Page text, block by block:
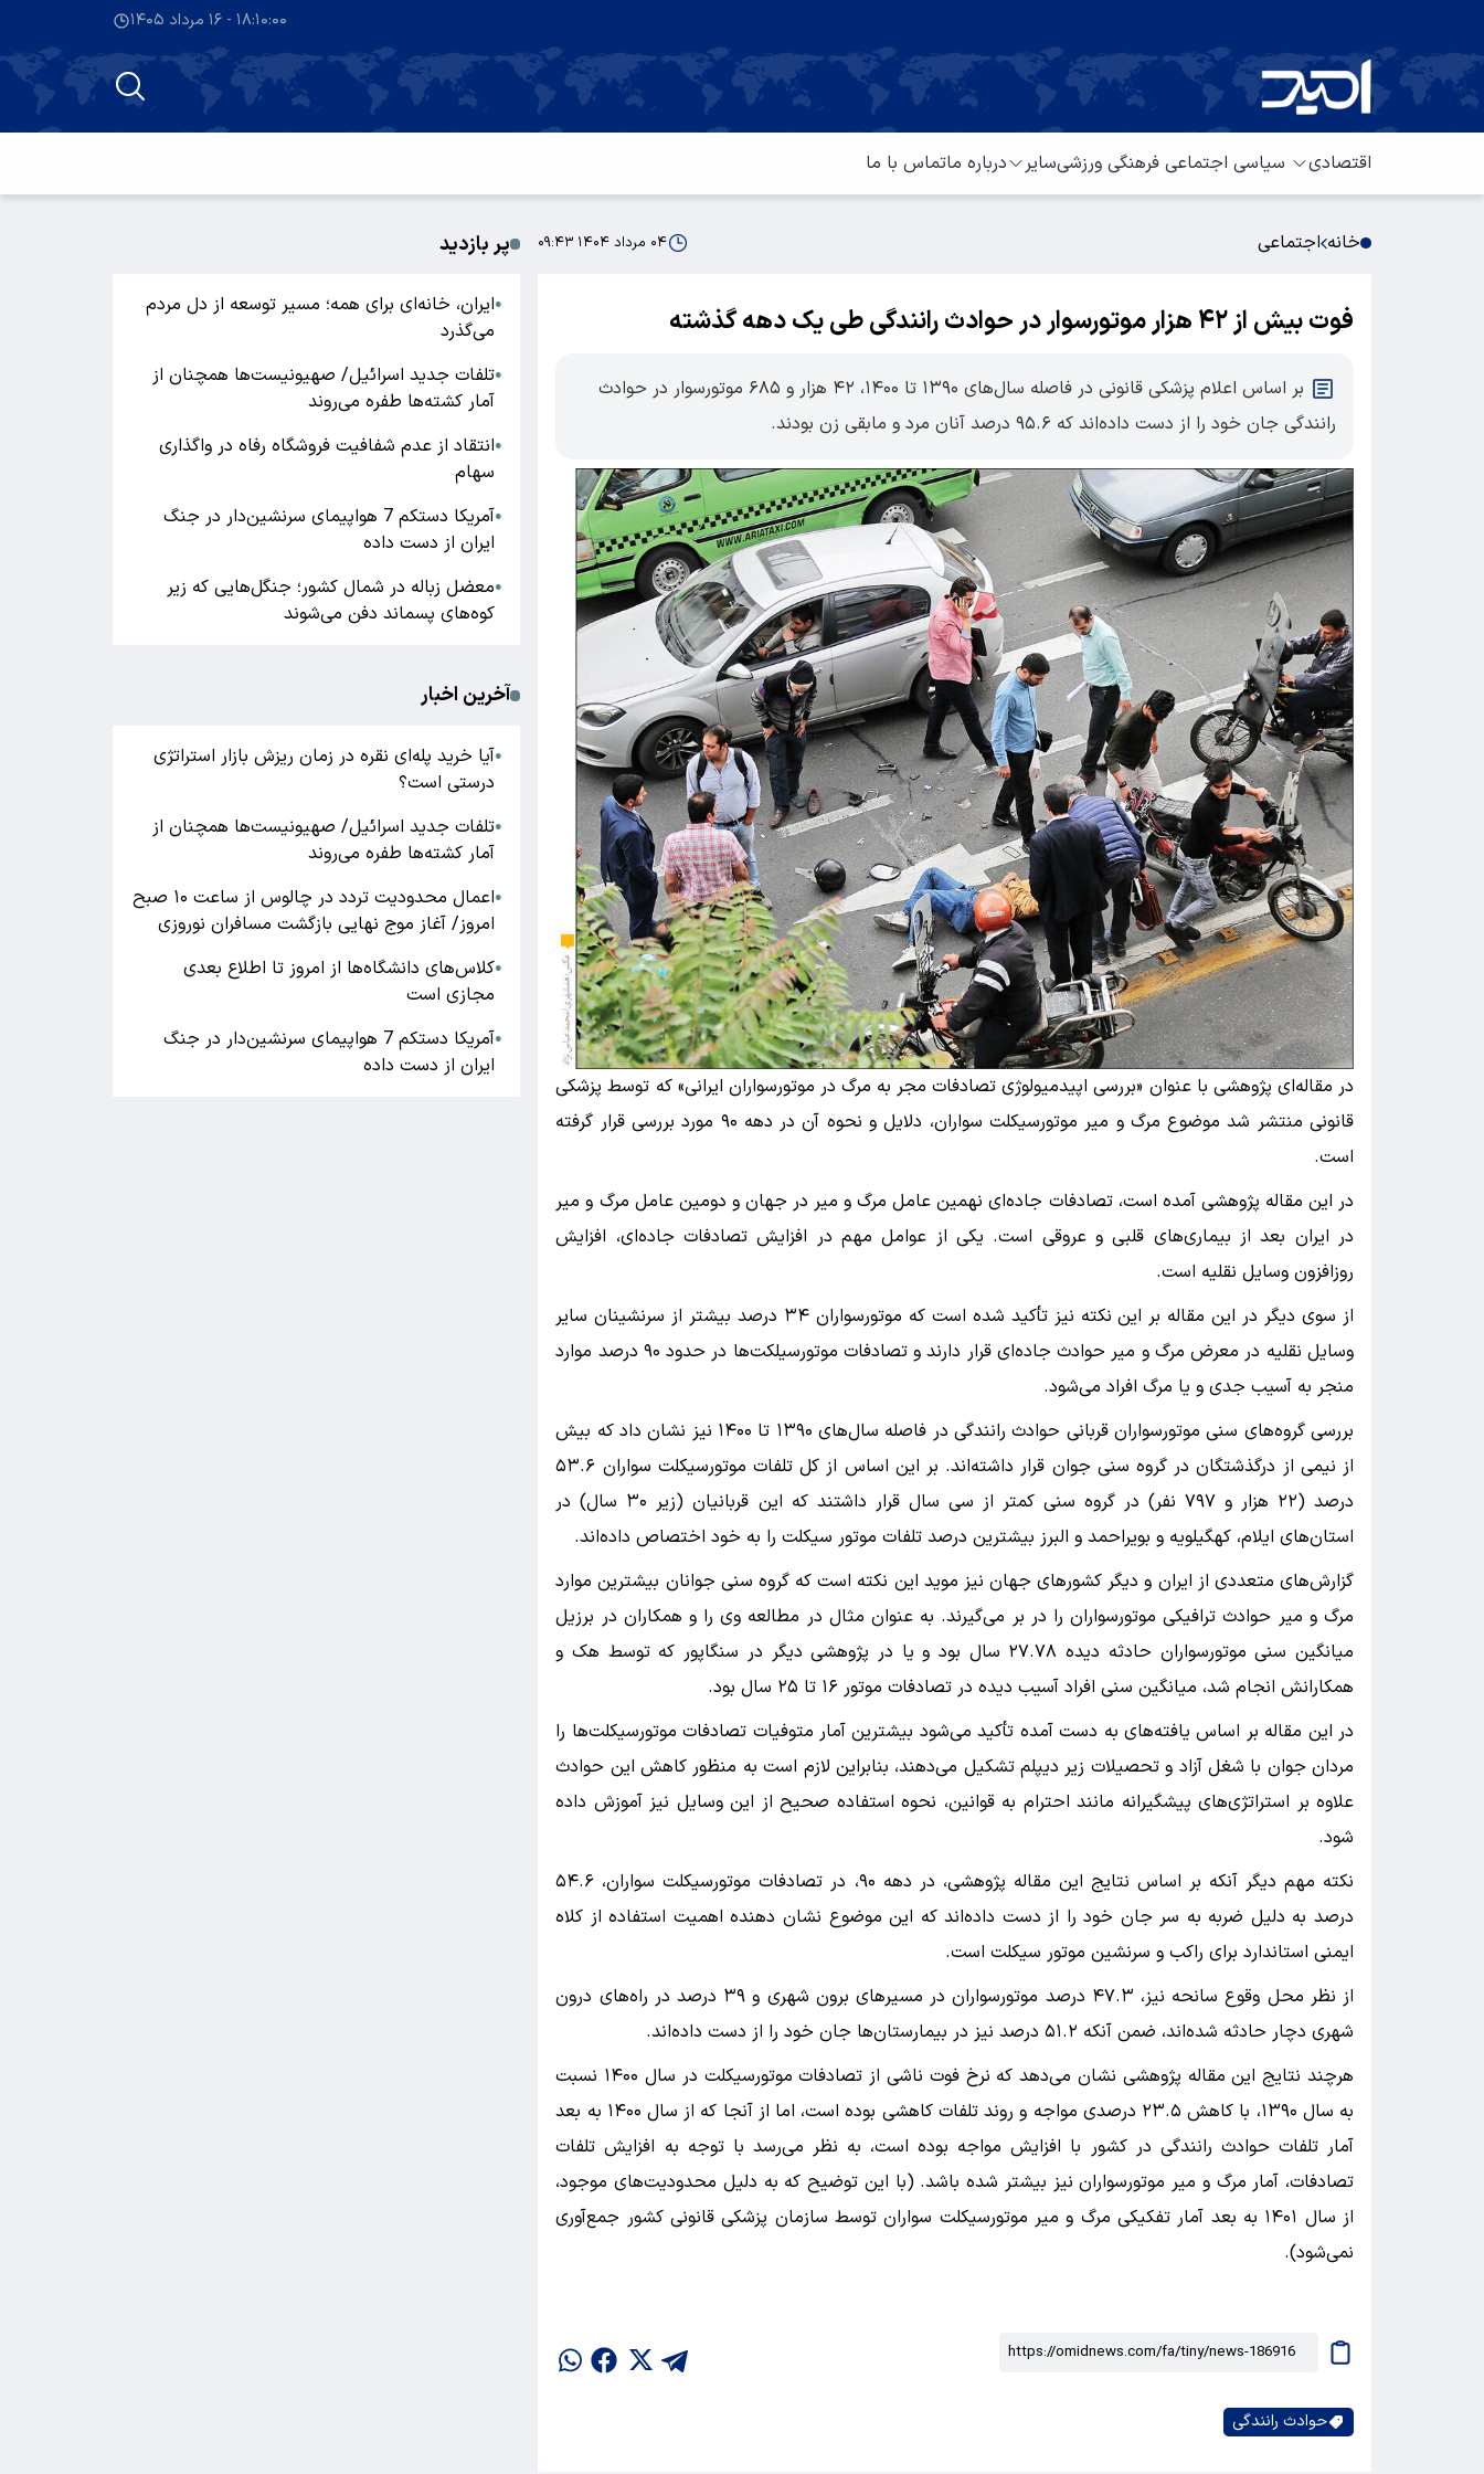
۱۸:۱۰:۰۱ - ۱۶ مرداد ۱۴۰۵
اقتصادی سیاسی اجتماعی فرهنگی ورزشیسایر درباره ماتماس با ما
خانه اجتماعی ۰۴ مرداد ۱۴۰۴ ۰۹:۴۳
فوت بیش از ۴۲ هزار موتورسوار در حوادث رانندگی طی یک دهه گذشته
بر اساس اعلام پزشکی قانونی در فاصله سال‌های ۱۳۹۰ تا ۱۴۰۰، ۴۲ هزار و ۶۸۵ موتورسوار در حوادث
رانندگی جان خود را از دست داده‌اند که ۹۵.۶ درصد آنان مرد و مابقی زن بودند.
در مقاله‌ای پژوهشی با عنوان «بررسی اپیدمیولوژی تصادفات مجر به مرگ در موتورسواران ایرانی» که توسط پزشکی
قانونی منتشر شد موضوع مرگ و میر موتورسیکلت سواران، دلایل و نحوه آن در دهه ۹۰ مورد بررسی قرار گرفته
است.
در این مقاله پژوهشی آمده است، تصادفات جاده‌ای نهمین عامل مرگ و میر در جهان و دومین عامل مرگ و میر
در ایران بعد از بیماری‌های قلبی و عروقی است. یکی از عوامل مهم در افزایش تصادفات جاده‌ای، افزایش
روزافزون وسایل نقلیه است.
از سوی دیگر در این مقاله بر این نکته نیز تأکید شده است که موتورسواران ۳۴ درصد بیشتر از سرنشینان سایر
وسایل نقلیه در معرض مرگ و میر حوادث جاده‌ای قرار دارند و تصادفات موتورسیلکت‌ها در حدود ۹۰ درصد موارد
منجر به آسیب جدی و یا مرگ افراد می‌شود.
بررسی گروه‌های سنی موتورسواران قربانی حوادث رانندگی در فاصله سال‌های ۱۳۹۰ تا ۱۴۰۰ نیز نشان داد که بیش
از نیمی از درگذشتگان در گروه سنی جوان قرار داشته‌اند. بر این اساس از کل تلفات موتورسیکلت سواران ۵۳.۶
درصد (۲۲ هزار و ۷۹۷ نفر) در گروه سنی کمتر از سی سال قرار داشتند که این قربانیان (زیر ۳۰ سال) در
استان‌های ایلام، کهگیلویه و بویراحمد و البرز بیشترین درصد تلفات موتور سیکلت را به خود اختصاص داده‌اند.
گزارش‌های متعددی از ایران و دیگر کشورهای جهان نیز موید این نکته است که گروه سنی جوانان بیشترین موارد
مرگ و میر حوادث ترافیکی موتورسواران را در بر می‌گیرند. به عنوان مثال در مطالعه وی را و همکاران در برزیل
میانگین سنی موتورسواران حادثه دیده ۲۷.۷۸ سال بود و یا در پژوهشی دیگر در سنگاپور که توسط هک و
همکارانش انجام شد، میانگین سنی افراد آسیب دیده در تصادفات موتور ۱۶ تا ۲۵ سال بود.
در این مقاله بر اساس یافته‌های به دست آمده تأکید می‌شود بیشترین آمار متوفیات تصادفات موتورسیکلت‌ها را
مردان جوان با شغل آزاد و تحصیلات زیر دیپلم تشکیل می‌دهند، بنابراین لازم است به منظور کاهش این حوادث
علاوه بر استراتژی‌های پیشگیرانه مانند احترام به قوانین، نحوه استفاده صحیح از این وسایل نیز آموزش داده
شود.
نکته مهم دیگر آنکه بر اساس نتایج این مقاله پژوهشی، در دهه ۹۰، در تصادفات موتورسیکلت سواران، ۵۴.۶
درصد به دلیل ضربه به سر جان خود را از دست داده‌اند که این موضوع نشان دهنده اهمیت استفاده از کلاه
ایمنی استاندارد برای راکب و سرنشین موتور سیکلت است.
از نظر محل وقوع سانحه نیز، ۴۷.۳ درصد موتورسواران در مسیرهای برون شهری و ۳۹ درصد در راه‌های درون
شهری دچار حادثه شده‌اند، ضمن آنکه ۵۱.۲ درصد نیز در بیمارستان‌ها جان خود را از دست داده‌اند.
هرچند نتایج این مقاله پژوهشی نشان می‌دهد که نرخ فوت ناشی از تصادفات موتورسیکلت در سال ۱۴۰۰ نسبت
به سال ۱۳۹۰، با کاهش ۲۳.۵ درصدی مواجه و روند تلفات کاهشی بوده است، اما از آنجا که از سال ۱۴۰۰ به بعد
آمار تلفات حوادث رانندگی در کشور با افزایش مواجه بوده است، به نظر می‌رسد با توجه به افزایش تلفات
تصادفات، آمار مرگ و میر موتورسواران نیز بیشتر شده باشد. (با این توضیح که به دلیل محدودیت‌های موجود،
از سال ۱۴۰۱ به بعد آمار تفکیکی مرگ و میر موتورسیکلت سواران توسط سازمان پزشکی قانونی کشور جمع‌آوری
نمی‌شود).
حوادث رانندگی
پر بازدید
●ایران، خانه‌ای برای همه؛ مسیر توسعه از دل مردم
می‌گذرد
●تلفات جدید اسرائیل/ صهیونیست‌ها همچنان از
آمار کشته‌ها طفره می‌روند
●انتقاد از عدم شفافیت فروشگاه رفاه در واگذاری
سهام
●
آمریکا دستکم 7 هواپیمای سرنشین‌دار در جنگ
ایران از دست داده
●معضل زباله در شمال کشور؛ جنگل‌هایی که زیر
کوه‌های پسماند دفن می‌شوند
آخرین اخبار
●آیا خرید پله‌ای نقره در زمان ریزش بازار استراتژی
درستی است؟
●تلفات جدید اسرائیل/ صهیونیست‌ها همچنان از
آمار کشته‌ها طفره می‌روند
●
اعمال محدودیت تردد در چالوس از ساعت ۱۰ صبح
امروز/ آغاز موج نهایی بازگشت مسافران نوروزی
●کلاس‌های دانشگاه‌ها از امروز تا اطلاع بعدی
مجازی است
●
آمریکا دستکم 7 هواپیمای سرنشین‌دار در جنگ
ایران از دست داده